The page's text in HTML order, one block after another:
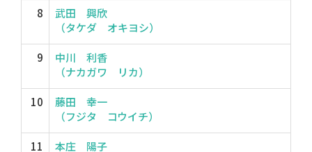
8
武田 興欣
（タケダ オキヨシ）
9
中川 利香
（ナカガワ リカ）
10
藤田 幸一
（フジタ コウイチ）
11
本庄 陽子